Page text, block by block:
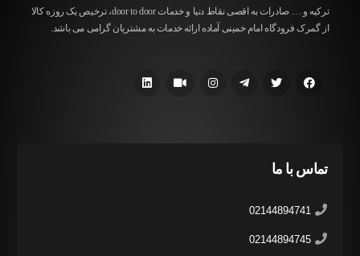
ترکیه و … صادرات به اقصی نقاط دنیا و خدمات ‌door to door، ترخیص یک روزه کالا
از گمرک فرودگاه امام خمینی آماده ارائه خدمات به مشتریان گرامی می باشد.
تماس با ما
02144894741
02144894745